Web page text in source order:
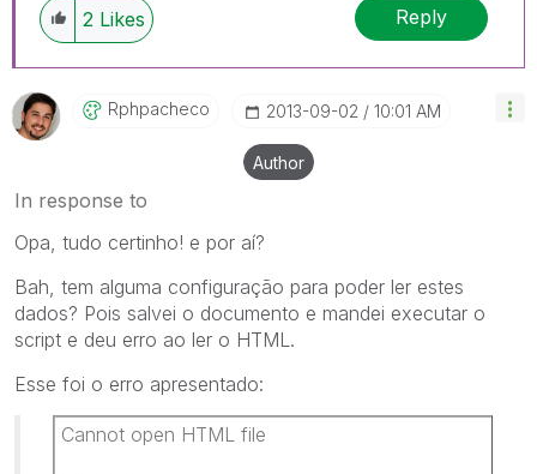
2 Likes Reply
Rphpacheco ‎2013-09-02 10:01 AM
Author
In response to
Opa, tudo certinho! e por aí?
Bah, tem alguma configuração para poder ler estes
dados? Pois salvei o documento e mandei executar o
script e deu erro ao ler o HTML.
Esse foi o erro apresentado:
Cannot open HTML file